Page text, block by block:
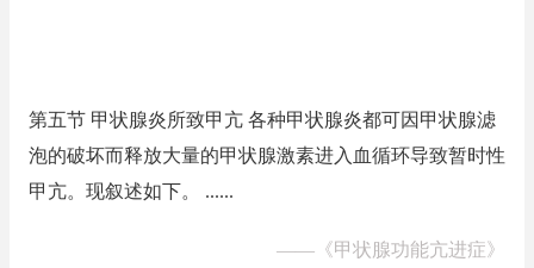
第五节 甲状腺炎所致甲亢 各种甲状腺炎都可因甲状腺滤
泡的破坏而释放大量的甲状腺激素进入血循环导致暂时性
甲亢。现叙述如下。 ......
—— 《甲状腺功能亢进症》